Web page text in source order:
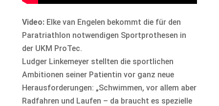
Video:Elke van Engelen bekommt die für den
Paratriathlon notwendigen Sportprothesen in
der UKM ProTec.
Ludger Linkemeyer stellten die sportlichen
Ambitionen seiner Patientin vor ganz neue
Herausforderungen: „Schwimmen, vor allem aber
Radfahren und Laufen – da braucht es spezielle